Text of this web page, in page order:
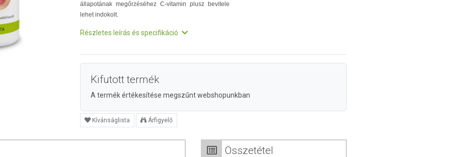
állapotának megőrzéséhez C-vitamin plusz bevitele
lehet indokolt.
Részletes leírás és specifikáció
Kifutott termék
A termék értékesítése megszűnt webshopunkban
Kívánságlista Árfigyelő
Összetétel